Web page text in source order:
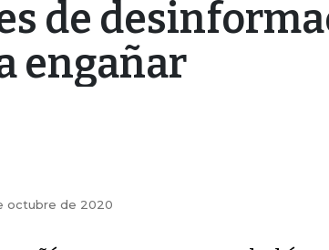
de
engañar
octubre de 2020